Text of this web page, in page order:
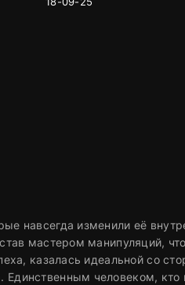
навсегда изменили её
мастером манипуляций,
казалась идеальной со
человеком, кто